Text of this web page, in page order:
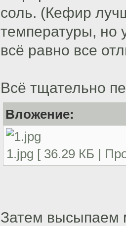
соль. (Кефир
температуры, но
всё равно все
Всё тщательно
Вложение:
1.jpg [ 36.29 КБ |
Затем высыпаем